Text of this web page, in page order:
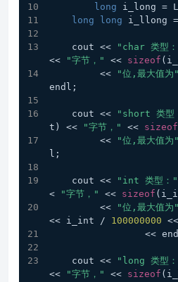
long i_long =
long
long i_llong =
    cout <<
"char 类型
<<
"字节，" << sizeof
         <<
"位,最大值为"
endl;
    cout <<
"short 类型
t) <<
"字节，" << sizeof
         <<
"位,最大值为"
l;
    cout <<
"int 类型："
<
"字节，" << sizeof
         <<
"位,最大值为"
<< i_int / 100000000
<<
    cout <<
"long 类型
<<
"字节，" << sizeof